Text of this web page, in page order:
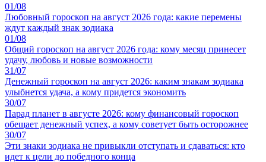
01/08
Любовный гороскоп на август 2026 года: какие перемены
ждут каждый знак зодиака
01/08
Общий гороскоп на август 2026 года: кому месяц принесет
удачу, любовь и новые возможности
31/07
Денежный гороскоп на август 2026: каким знакам зодиака
улыбнется удача, а кому придется экономить
30/07
Парад планет в августе 2026: кому финансовый гороскоп
обещает денежный успех, а кому советует быть осторожнее
30/07
Эти знаки зодиака не привыкли отступать и сдаваться: кто
идет к цели до победного конца